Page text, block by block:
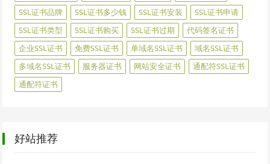
SSL证书品牌
SSL证书多少钱 SSL证书安装
SSL证书申请
SSL证书类型
SSL证书购买 SSL证书过期
代码签名证书
企业SSL证书
免费SSL证书 单域名SSL证书
域名SSL证书
多域名SSL证书
服务器证书 网站安全证书
通配符SSL证书
通配符证书
好站推荐